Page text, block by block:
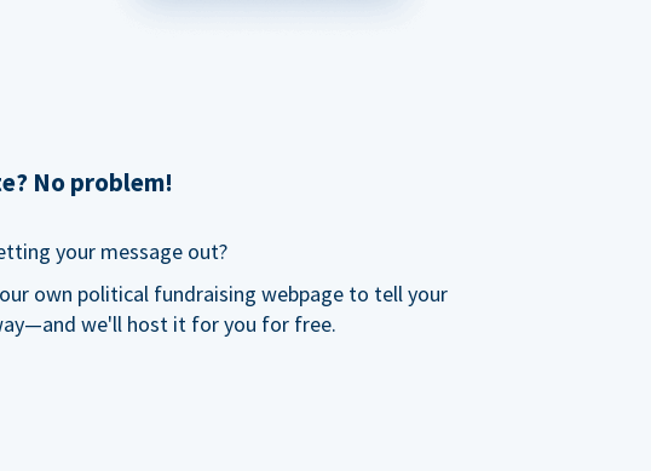
No problem!
your message out?
own political fundraising webpage to tell your
we'll host it for you for free.